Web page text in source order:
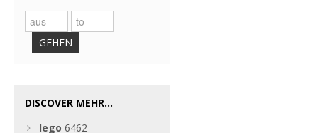
GEHEN
DISCOVER MEHR...
lego 6462